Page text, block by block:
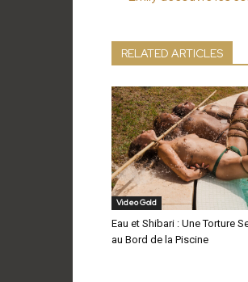
RELATED ARTICLES
Video Gold
Eau et Shibari : Une Torture
au Bord de la Piscine